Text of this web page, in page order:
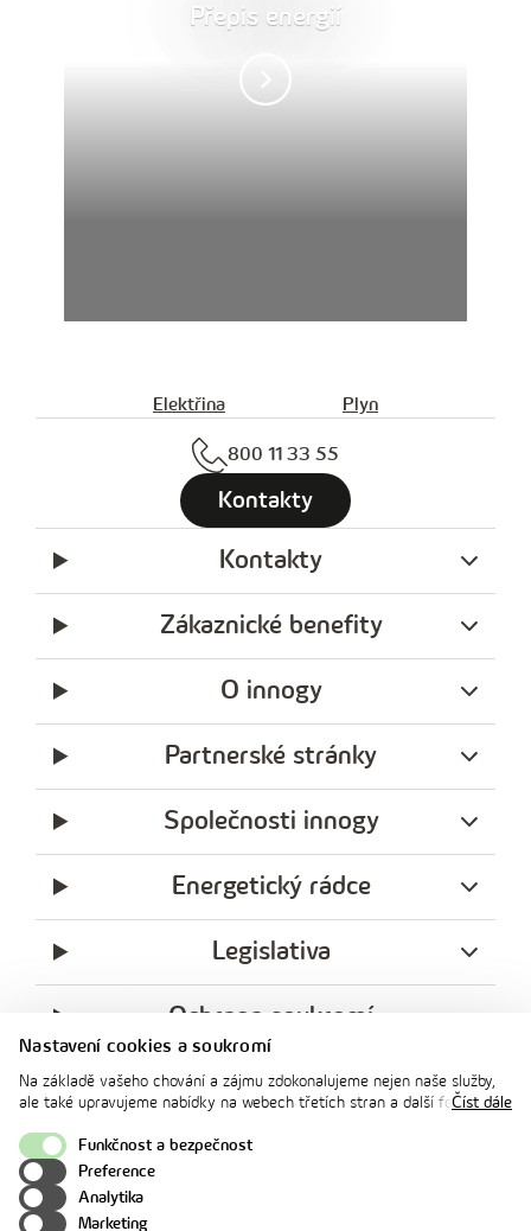
Nastavení cookies a soukromí
Na základě vašeho chování a zájmu zdokonalujeme nejen naše služby,
ale také upravujeme nabídky na webech třetích stran a další formy
souhlasu. Svoje nastavení můžete kdykoliv změnit v zápatí stránky v
„Nastavení soukromí". Více informací o tom, jak se soubory cookies a
osobními údaji pracujeme, včetně možností uplatnění vašich práv,
naleznete na webové stránce v sekci
Číst dále
Funkčnost a bezpečnost
Preference
Analytika
Marketing
Přepis energií
Elektřina Plyn
800 11 33 55
Kontakty
Kontakty
Zákaznické benefity
O innogy
Partnerské stránky
Společnosti innogy
Energetický rádce
Legislativa
Ochrana soukromí
messengerfacebook
x
innogy
instagramyoutubeLinkedin
innogy Premium